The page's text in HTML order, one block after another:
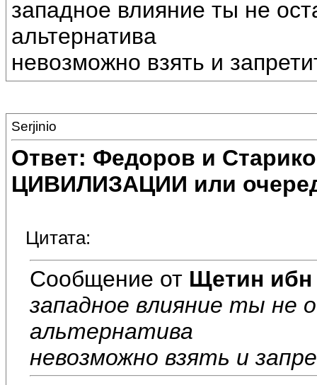
западное влияние ты не
альтернатива
невозможно взять и
Serjinio
Ответ: Федоров и
ЦИВИЛИЗАЦИИ или
Цитата:
Сообщение от Щетин ибн
западное влияние ты не
альтернатива
невозможно взять и